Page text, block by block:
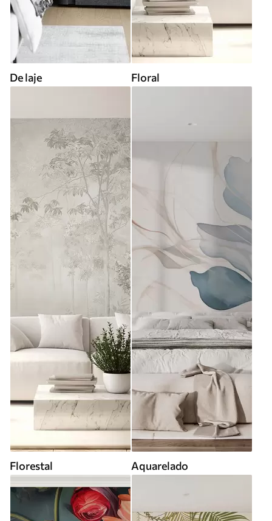
De laje Floral
Florestal Aquarelado